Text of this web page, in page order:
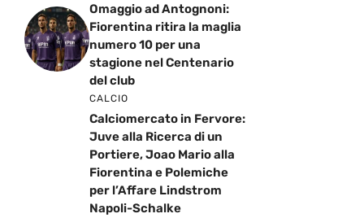
Omaggio ad Antognoni:
Fiorentina ritira la maglia
numero 10 per una
stagione nel Centenario
del club
CALCIO
Calciomercato in Fervore:
Juve alla Ricerca di un
Portiere, Joao Mario alla
Fiorentina e Polemiche
per l’Affare Lindstrom
Napoli-Schalke